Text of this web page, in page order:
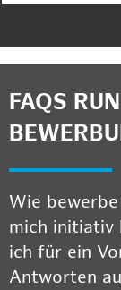
FAQS
Wie
mich initiativ
ich für ein
Antworten